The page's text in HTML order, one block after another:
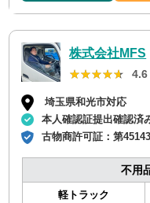
株式会社MFS
★★★★★
★★★★★ 4.6
埼玉県和光市対応
本人確認証提出確認済
古物商許可証：第
不用
軽トラック